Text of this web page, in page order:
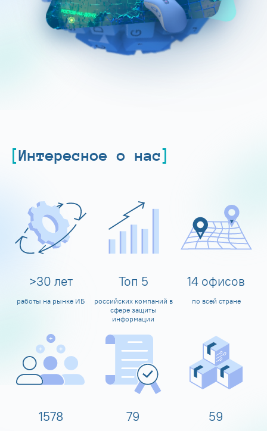
Интересное о нас
>30 лет
работы на рынке ИБ
Топ 5
российских компаний в
сфере защиты
информации
14 офисов
по всей стране
1600 80 60